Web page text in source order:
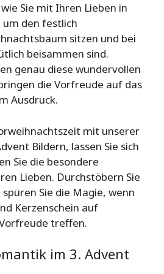
Sie mit Ihren Lieben in
den festlich
sitzen und bei
beisammen sind.
genau diese wundervollen
die Vorfreude auf das
Ausdruck.
mit unserer
Bildern, lassen Sie sich
Sie die besondere
Lieben. Durchstöbern Sie
Sie die Magie, wenn
Kerzenschein auf
treffen.
im 3. Advent